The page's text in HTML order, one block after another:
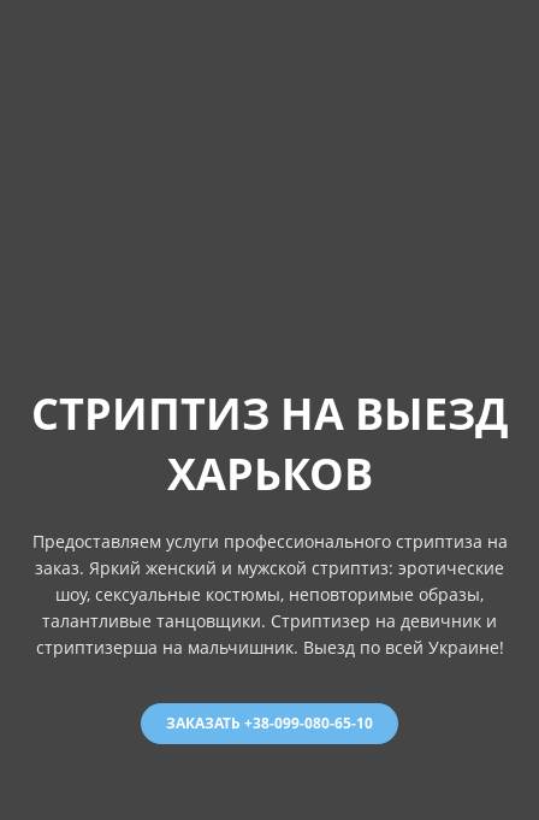
СТРИПТИЗ НА ВЫЕЗД
ХАРЬКОВ
Предоставляем услуги профессионального стриптиза на
заказ. Яркий женский и мужской стриптиз: эротические
шоу, сексуальные костюмы, неповторимые образы,
талантливые танцовщики. Стриптизер на девичник и
стриптизерша на мальчишник. Выезд по всей Украине!
ЗАКАЗАТЬ +38-099-080-65-10